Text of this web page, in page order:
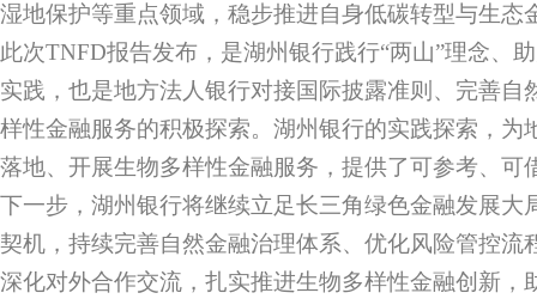
湿地保护等重点领域，稳步推进自身低碳转型与生态
此次TNFD报告发布，是湖州银行践行“两山”理念、
实践，也是地方法人银行对接国际披露准则、完善自
样性金融服务的积极探索。湖州银行的实践探索，为
落地、开展生物多样性金融服务，提供了可参考、可
下一步，湖州银行将继续立足长三角绿色金融发展大
契机，持续完善自然金融治理体系、优化风险管控流
深化对外合作交流，扎实推进生物多样性金融创新，